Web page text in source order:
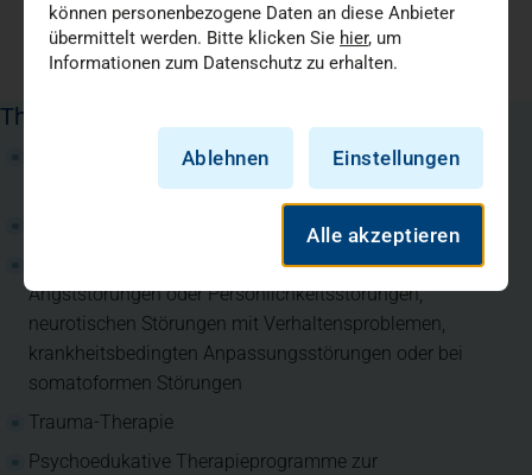
Therapieformen und Beratung
Interdisziplinäre Integration der psychologischen Befunde
Therapie und Beratung
Verhaltenstherapie, insbesondere bei Depressionen,
Angststörungen oder Persönlichkeitsstörungen,
neurotischen Störungen mit Verhaltensproblemen,
krankheitsbedingten Anpassungsstörungen oder bei
somatoformen Störungen
Trauma-Therapie
Psychoedukative Therapieprogramme zur
können personenbezogene Daten an diese Anbieter
übermittelt werden. Bitte klicken Sie hier, um
Informationen zum Datenschutz zu erhalten.
Ablehnen Einstellungen
Alle akzeptieren